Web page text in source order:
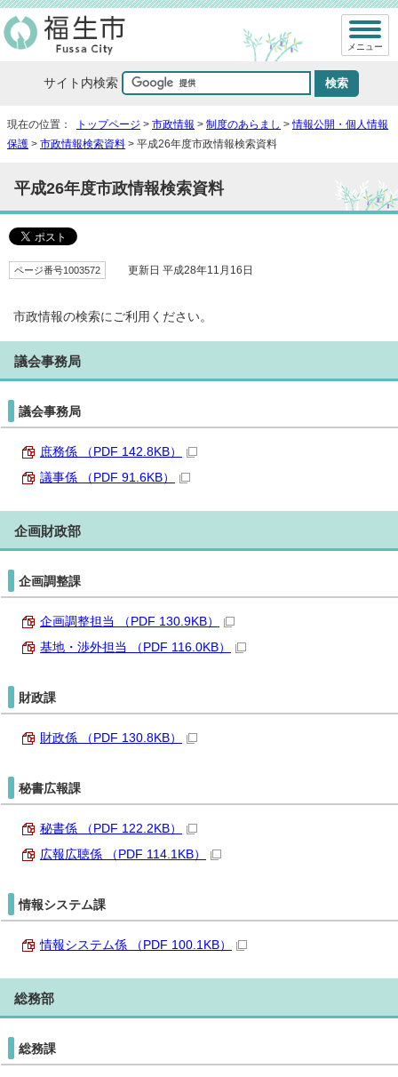
サイト内検索
メニュー
現在の位置： トップページ > 市政情報 > 制度のあらまし >情報公開・個人情報
保護 > 市政情報検索資料 > 平成26年度市政情報検索資料
平成26年度市政情報検索資料
ページ番号1003572 更新日 平成28年11月16日
市政情報の検索にご利用ください。
議会事務局
議会事務局
庶務係 （PDF 142.8KB）
議事係 （PDF 91.6KB）
企画財政部
企画調整課
企画調整担当 （PDF 130.9KB）
基地・渉外担当 （PDF 116.0KB）
財政課
財政係 （PDF 130.8KB）
秘書広報課
秘書係 （PDF 122.2KB）
広報広聴係 （PDF 114.1KB）
情報システム課
情報システム係 （PDF 100.1KB）
総務部
総務課